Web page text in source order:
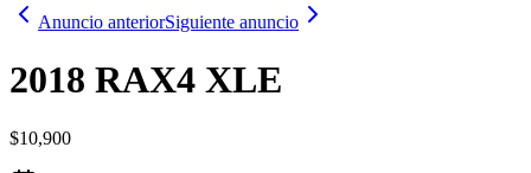
Anuncio anteriorSiguiente anuncio
2018 RAX4 XLE
$10,900